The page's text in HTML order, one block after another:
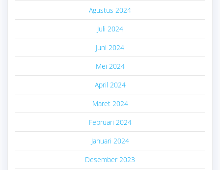
Agustus 2024
Juli 2024
Juni 2024
Mei 2024
April 2024
Maret 2024
Februari 2024
Januari 2024
Desember 2023